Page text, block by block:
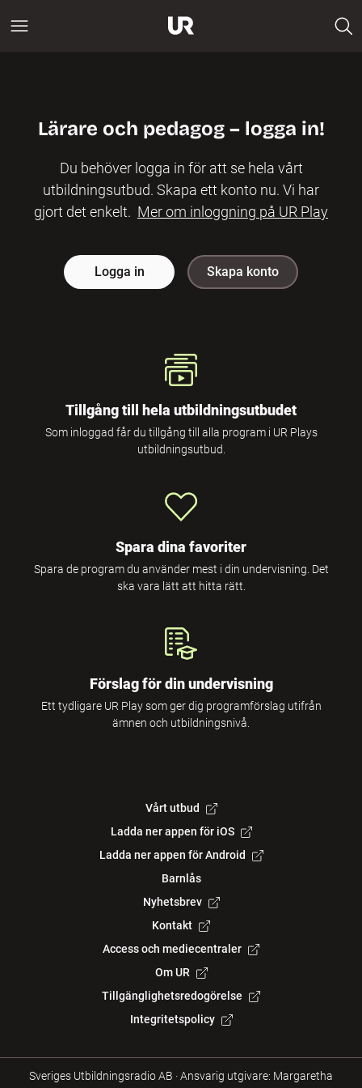
Lärare och pedagog – logga in!
Du behöver logga in för att se hela vårt
utbildningsutbud. Skapa ett konto nu. Vi har
gjort det enkelt. Mer om inloggning på UR Play
Logga in Skapa konto
Tillgång till hela utbildningsutbudet
Som inloggad får du tillgång till alla program i UR Plays
utbildningsutbud.
Spara dina favoriter
Spara de program du använder mest i din undervisning. Det
ska vara lätt att hitta rätt.
Förslag för din undervisning
Ett tydligare UR Play som ger dig programförslag utifrån
ämnen och utbildningsnivå.
Vårt utbud
Ladda ner appen för iOS
Ladda ner appen för Android
Barnlås
Nyhetsbrev
Kontakt
Access och mediecentraler
Om UR
Tillgänglighetsredogörelse
Integritetspolicy
Sveriges Utbildningsradio AB ·Ansvarig utgivare: Margaretha